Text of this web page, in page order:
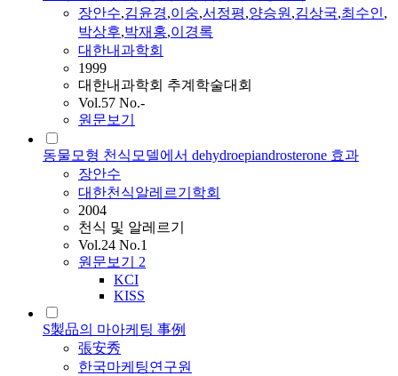
장안수,김윤경,이숭,서정평,양승원,김상국,최수인,
박상후,박재홍,이경록
대한내과학회
1999
대한내과학회 추계학술대회
Vol.57 No.-
원문보기
동물모형 천식모델에서 dehydroepiandrosterone 효과
장안수
대한천식알레르기학회
2004
천식 및 알레르기
Vol.24 No.1
원문보기 2
KCI
KISS
S製品의 마아케팅 事例
張安秀
한국마케팅연구원